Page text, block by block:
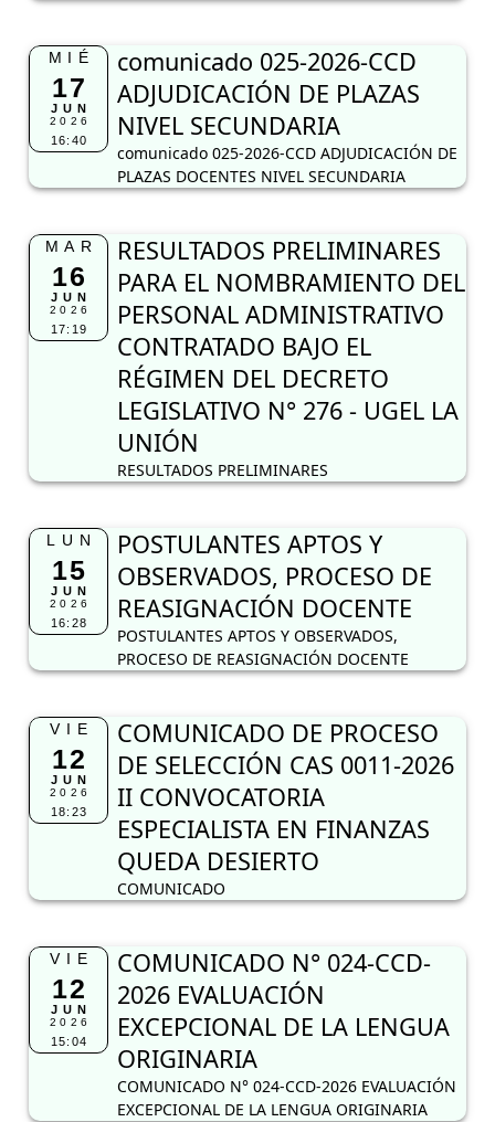
MIÉ
17
JUN
2026
16:40
comunicado 025-2026-CCD
ADJUDICACIÓN DE PLAZAS
NIVEL SECUNDARIA
comunicado 025-2026-CCD ADJUDICACIÓN DE
PLAZAS DOCENTES NIVEL SECUNDARIA
MAR
16
JUN
2026
17:19
RESULTADOS PRELIMINARES
PARA EL NOMBRAMIENTO DEL
PERSONAL ADMINISTRATIVO
CONTRATADO BAJO EL
RÉGIMEN DEL DECRETO
LEGISLATIVO N° 276 - UGEL LA
UNIÓN
RESULTADOS PRELIMINARES
LUN
15
JUN
2026
16:28
POSTULANTES APTOS Y
OBSERVADOS, PROCESO DE
REASIGNACIÓN DOCENTE
POSTULANTES APTOS Y OBSERVADOS,
PROCESO DE REASIGNACIÓN DOCENTE
VIE
12
JUN
2026
18:23
COMUNICADO DE PROCESO
DE SELECCIÓN CAS 0011-2026
II CONVOCATORIA
ESPECIALISTA EN FINANZAS
QUEDA DESIERTO
COMUNICADO
VIE
12
JUN
2026
15:04
COMUNICADO N° 024-CCD-
2026 EVALUACIÓN
EXCEPCIONAL DE LA LENGUA
ORIGINARIA
COMUNICADO N° 024-CCD-2026 EVALUACIÓN
EXCEPCIONAL DE LA LENGUA ORIGINARIA